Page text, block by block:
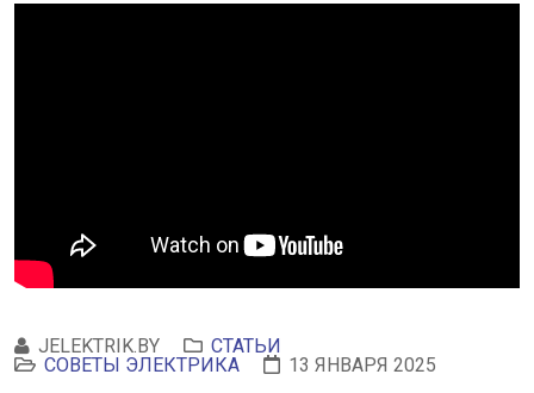
JELEKTRIK.BY
СТАТЬИ
СОВЕТЫ ЭЛЕКТРИКА
13 ЯНВАРЯ 2025